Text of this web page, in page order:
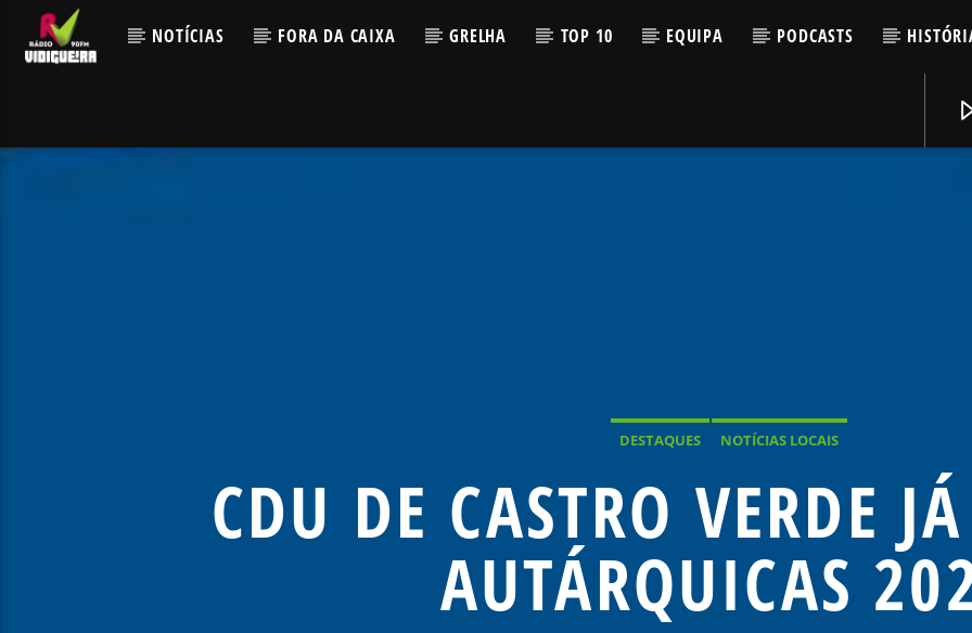
NOTÍCIAS FORA DA CAIXA GRELHA TOP 10 EQUIPA PODCASTS
DESTAQUES NOTÍCIAS LOCAIS
CDU DE CASTRO VERDE
AUTÁRQUICAS